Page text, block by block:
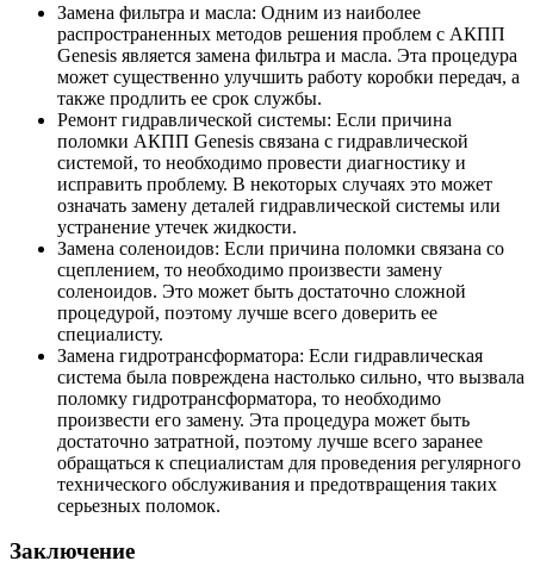
Замена фильтра и масла: Одним из наиболее
распространенных методов решения проблем с АКПП
Genesis является замена фильтра и масла. Эта процедура
может существенно улучшить работу коробки передач, а
также продлить ее срок службы.
Ремонт гидравлической системы: Если причина
поломки АКПП Genesis связана с гидравлической
системой, то необходимо провести диагностику и
исправить проблему. В некоторых случаях это может
означать замену деталей гидравлической системы или
устранение утечек жидкости.
Замена соленоидов: Если причина поломки связана со
сцеплением, то необходимо произвести замену
соленоидов. Это может быть достаточно сложной
процедурой, поэтому лучше всего доверить ее
специалисту.
Замена гидротрансформатора: Если гидравлическая
система была повреждена настолько сильно, что вызвала
поломку гидротрансформатора, то необходимо
произвести его замену. Эта процедура может быть
достаточно затратной, поэтому лучше всего заранее
обращаться к специалистам для проведения регулярного
технического обслуживания и предотвращения таких
серьезных поломок.
Заключение